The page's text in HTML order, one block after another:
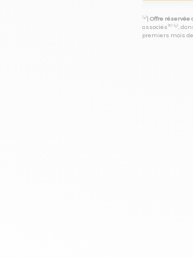
⁽⁴⁾| Offre
associés⁽³⁾ ⁽⁵⁾,
premiers mois